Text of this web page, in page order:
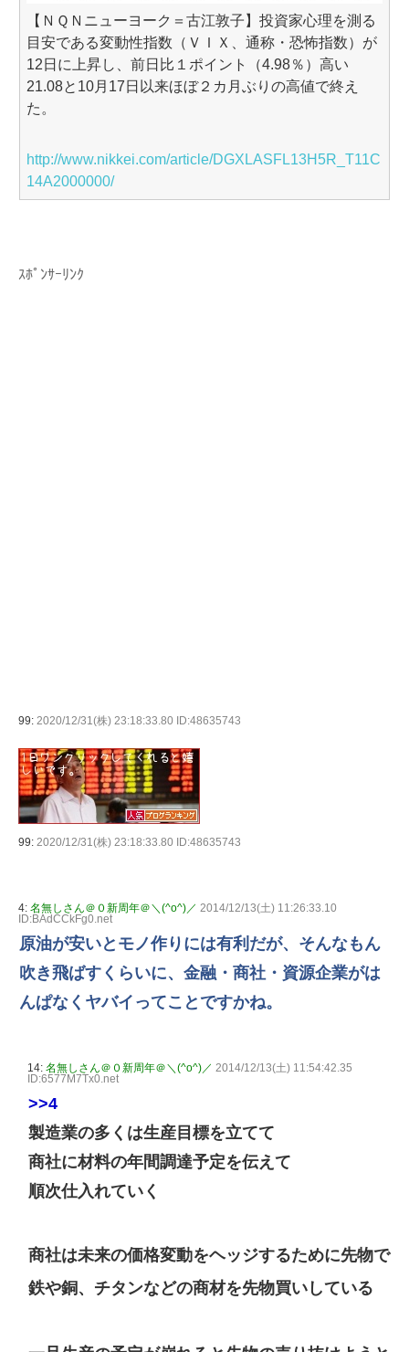
【ＮＱＮニューヨーク＝古江敦子】投資家心理を測る
目安である変動性指数（ＶＩＸ、通称・恐怖指数）が
12日に上昇し、前日比１ポイント（4.98％）高い
21.08と10月17日以来ほぼ２カ月ぶりの高値で終え
た。
http://www.nikkei.com/article/DGXLASFL13H5R_T11C
14A2000000/
ｽﾎﾟﾝｻｰﾘﾝｸ
99: 2020/12/31(株) 23:18:33.80 ID:48635743
99: 2020/12/31(株) 23:18:33.80 ID:48635743
4: 名無しさん＠０新周年＠＼(^o^)／ 2014/12/13(土) 11:26:33.10
ID:BAdCCkFg0.net
原油が安いとモノ作りには有利だが、そんなもん
吹き飛ばすくらいに、金融・商社・資源企業がは
んぱなくヤバイってことですかね。
14: 名無しさん＠０新周年＠＼(^o^)／ 2014/12/13(土) 11:54:42.35
ID:6577M7Tx0.net
>>4
製造業の多くは生産目標を立てて
商社に材料の年間調達予定を伝えて
順次仕入れていく
商社は未来の価格変動をヘッジするために先物で
鉄や銅、チタンなどの商材を先物買いしている